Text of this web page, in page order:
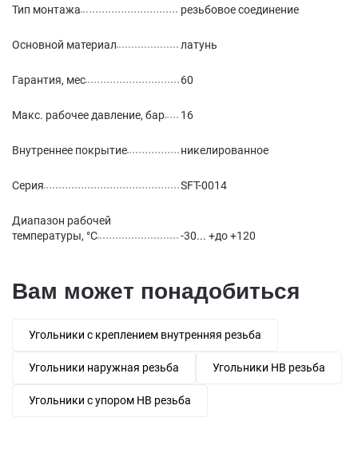
Тип монтажа резьбовое соединение
Основной материал латунь
Гарантия, мес 60
Макс. рабочее давление, бар 16
Внутреннее покрытие никелированное
Серия SFT-0014
Диапазон рабочей
температуры, °С
-30... +до +120
Вам может понадобиться
Угольники с креплением внутренняя резьба
Угольники наружная резьба Угольники НВ резьба
Угольники с упором НВ резьба